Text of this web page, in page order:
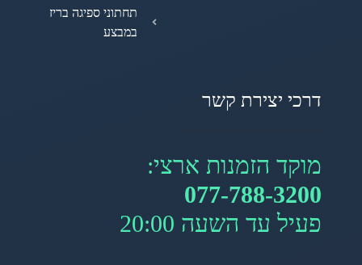
תחתוני ספיגה בריז
במבצע
דרכי יצירת קשר
מוקד הזמנות ארצי:
077-788-3200
פעיל עד השעה 20:00